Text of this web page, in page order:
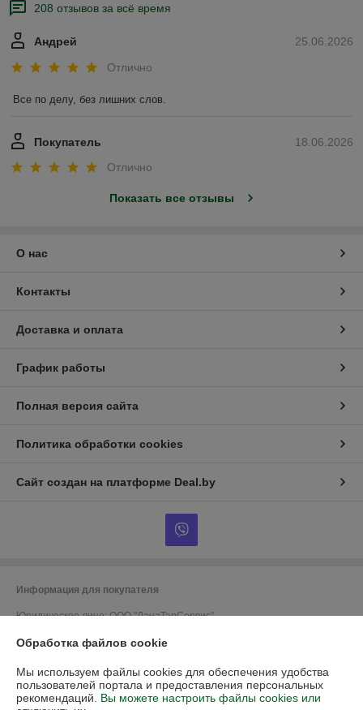
208 отзывов за всё время
25.06.2026
Андрей
Отлично
Все по делу, без лишних слов.
18.06.2026
Покупатель
Отлично
Показать все отзывы
О нас
Контакты
Доставка и оплата
График работы
Полная версия сайта
Политика обработки cookies
Сайт создан на платформе Deal.by
Информация для покупателя
Юридическое лицо:ООО "ДанаТарСервис"
УНП: 192728056
Регистрационный орган: Мингорисполком
Обработка файлов cookie
Мы используем файлы cookies для обеспечения удобства
пользователей портала и предоставления персональных
рекомендаций. Вы можете настроить файлы cookies или